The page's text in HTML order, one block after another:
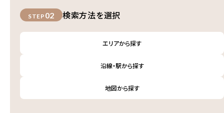
STEP 02 検索方法を選択
エリアから探す
沿線・駅から探す
地図から探す